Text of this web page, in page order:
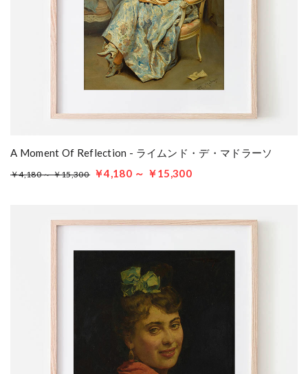
A Moment Of Reflection - ライムンド・デ・マドラーソ
￥4,180 ～ ￥15,300 ￥4,180 ～ ￥15,300